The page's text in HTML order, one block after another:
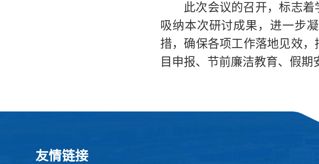
此次会议的召开，标志
吸纳本次研讨成果，进一步
措，确保各项工作落地见效
目申报、节前廉洁教育、假期
友情链接